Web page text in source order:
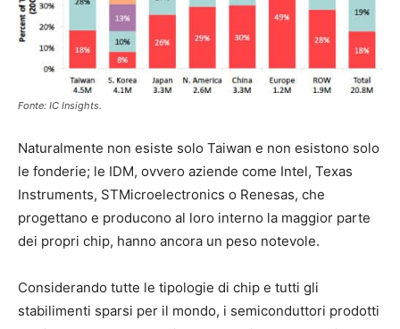
Fonte: IC Insights.
Naturalmente non esiste solo Taiwan e non esistono solo
le fonderie; le IDM, ovvero aziende come Intel, Texas
Instruments, STMicroelectronics o Renesas, che
progettano e producono al loro interno la maggior parte
dei propri chip, hanno ancora un peso notevole.
Considerando tutte le tipologie di chip e tutti gli
stabilimenti sparsi per il mondo, i semiconduttori prodotti